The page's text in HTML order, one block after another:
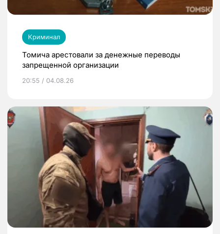
Криминал
Томича арестовали за денежные переводы
запрещенной организации
20:55 / 04.08.26